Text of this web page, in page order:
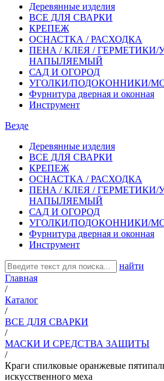
Деревянные изделия
ВСЕ ДЛЯ СВАРКИ
КРЕПЕЖ
ОСНАСТКА / РАСХОДКА
ПЕНА / КЛЕЯ / ГЕРМЕТИКИ/
НАПЫЛЯЕМЫЙ
САД И ОГОРОД
УГОЛКИ/ПОДОКОННИКИ/
Фурнитура дверная и оконная
Инструмент
Везде
Деревянные изделия
ВСЕ ДЛЯ СВАРКИ
КРЕПЕЖ
ОСНАСТКА / РАСХОДКА
ПЕНА / КЛЕЯ / ГЕРМЕТИКИ/
НАПЫЛЯЕМЫЙ
САД И ОГОРОД
УГОЛКИ/ПОДОКОННИКИ/
Фурнитура дверная и оконная
Инструмент
найти
Главная
/
Каталог
/
ВСЕ ДЛЯ СВАРКИ
/
МАСКИ И СРЕДСТВА ЗАЩИТЫ
/
Краги спилковые оранжевые
искусственного меха